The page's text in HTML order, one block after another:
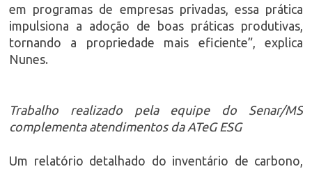
em programas de empresas privadas, essa prática
impulsiona a adoção de boas práticas produtivas,
tornando a propriedade mais eficiente”, explica
Nunes.
Trabalho realizado pela equipe do Senar/MS
complementa atendimentos da ATeG ESG
Um relatório detalhado do inventário de carbono,